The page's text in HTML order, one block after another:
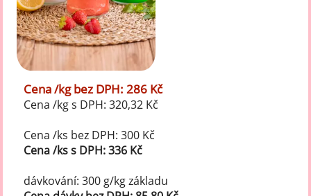
Cena /kg bez DPH: 286 Kč
Cena /kg s DPH: 320,32 Kč
Cena /ks bez DPH: 300 Kč
Cena /ks s DPH: 336 Kč
dávkování: 300 g/kg základu